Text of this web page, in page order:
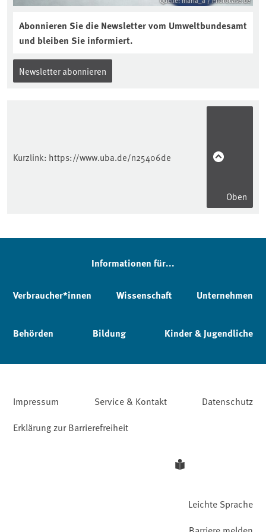
Abonnieren Sie die Newsletter vom Umweltbundesamt
und bleiben Sie informiert.
Newsletter abonnieren
Kurzlink: https://www.uba.de/n25406de
Oben
Informationen für...
Verbraucher*innen Wissenschaft Unternehmen
Behörden Bildung Kinder & Jugendliche
Impressum Service & Kontakt
Datenschutz
Erklärung zur Barrierefreiheit
Leichte Sprache